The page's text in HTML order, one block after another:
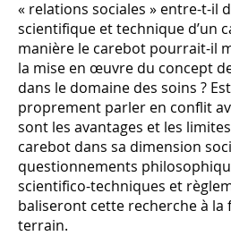
« relations sociales » entre-t-il
scientifique et technique d’un
manière le carebot pourrait-il
la mise en œuvre du concept
dans le domaine des soins ?
proprement parler en conflit
sont les avantages et les
carebot dans sa dimension
questionnements
scientifico-techniques et
baliseront cette recherche à
terrain.